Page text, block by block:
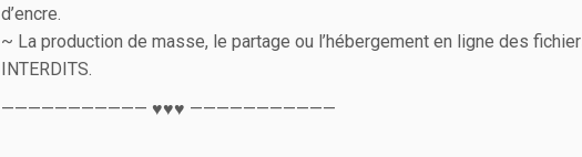
d’encre.
~ La production de masse, le partage ou l’hébergement en ligne des
INTERDITS.
——————————— ♥♥♥ ———————————